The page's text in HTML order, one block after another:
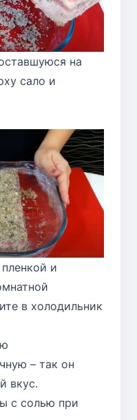
на
сало и
и
в холодильник
– так он
вкус.
с солью при